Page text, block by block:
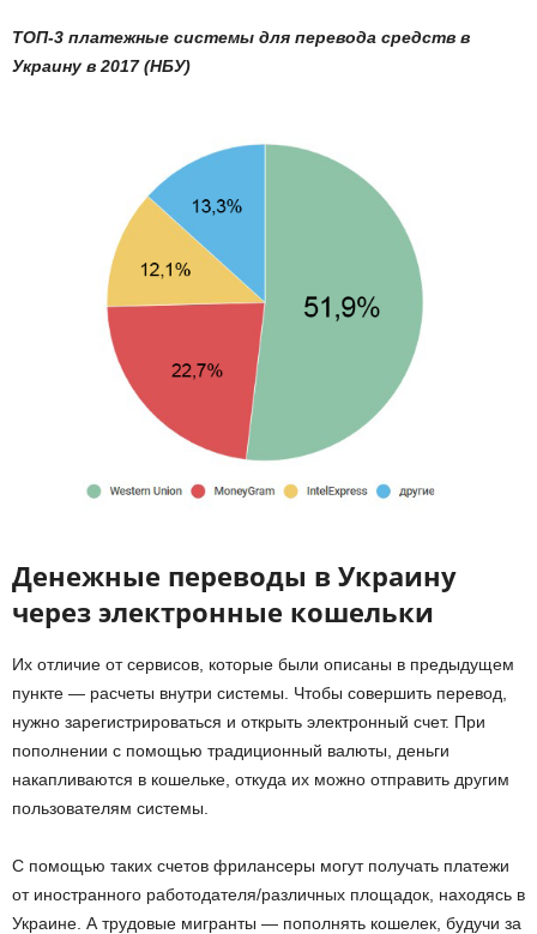
ТОП-3 платежные системы для перевода средств в
Украину в 2017 (НБУ)
Денежные переводы в Украину
через электронные кошельки
Их отличие от сервисов, которые были описаны в предыдущем
пункте — расчеты внутри системы. Чтобы совершить перевод,
нужно зарегистрироваться и открыть электронный счет. При
пополнении с помощью традиционный валюты, деньги
накапливаются в кошельке, откуда их можно отправить другим
пользователям системы.
С помощью таких счетов фрилансеры могут получать платежи
от иностранного работодателя/различных площадок, находясь в
Украине. А трудовые мигранты — пополнять кошелек, будучи за